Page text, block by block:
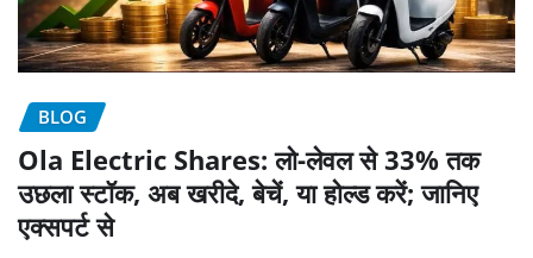
BLOG
Ola Electric Shares: लो-लेवल से 33% तक
उछला स्टॉक, अब खरीदे, बेचें, या होल्ड करें; जानिए
एक्सपर्ट से